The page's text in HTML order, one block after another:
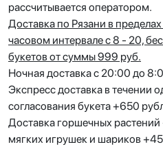
рассчитывается оператором.
Доставка по Рязани в
часовом интервале с 8 - 20,
букетов от суммы 999 руб.
Ночная доставка с 20:00 до
Экспресс доставка в течении
согласования букета +650
Доставка горшечных
мягких игрушек и шариков